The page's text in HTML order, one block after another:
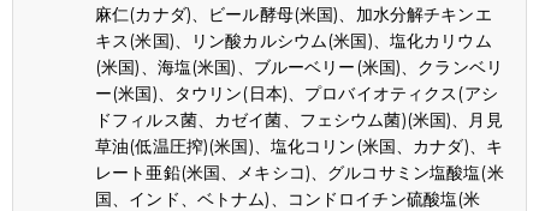
麻仁(カナダ)、ビール酵母(米国)、加水分解チキンエ
キス(米国)、リン酸カルシウム(米国)、塩化カリウム
(米国)、海塩(米国)、ブルーベリー(米国)、クランベリ
ー(米国)、タウリン(日本)、プロバイオティクス(アシ
ドフィルス菌、カゼイ菌、フェシウム菌)(米国)、月見
草油(低温圧搾)(米国)、塩化コリン(米国、カナダ)、キ
レート亜鉛(米国、メキシコ)、グルコサミン塩酸塩(米
国、インド、ベトナム)、コンドロイチン硫酸塩(米